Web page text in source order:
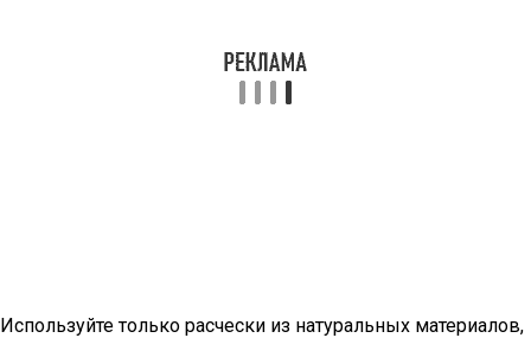
Используйте только расчески из натуральных материалов,